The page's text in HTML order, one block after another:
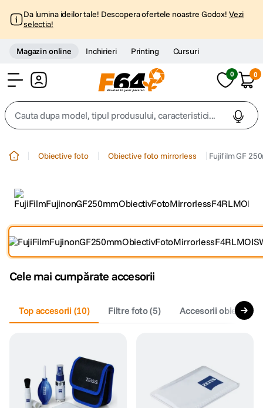
Da lumina ideilor tale! Descopera ofertele noastre Godox! Vezi
selectia!
Magazin online Inchirieri Printing Cursuri
0 0
Cauta dupa model, tipul produsului, caracteristici...
2. trepied
4. peak design
6 lavaliera
dji mic mini
9. dji osmo
Obiective foto Obiective foto mirrorless Fujifilm GF
Cele mai cumpărate accesorii
Top accesorii (10) Filtre foto(5) Accesorii obiective